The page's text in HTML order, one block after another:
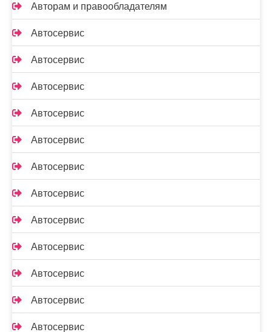
Авторам и правообладателям
Автосервис
Автосервис
Автосервис
Автосервис
Автосервис
Автосервис
Автосервис
Автосервис
Автосервис
Автосервис
Автосервис
Автосервис